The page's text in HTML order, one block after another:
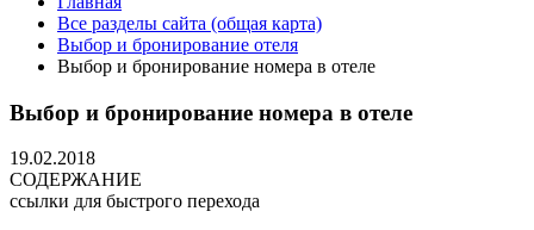
Все разделы сайта (общая карта)
Выбор и бронирование отеля
Выбор и бронирование номера в отеле
Выбор и бронирование номера в отеле
19.02.2018
СОДЕРЖАНИЕ
ссылки для быстрого перехода